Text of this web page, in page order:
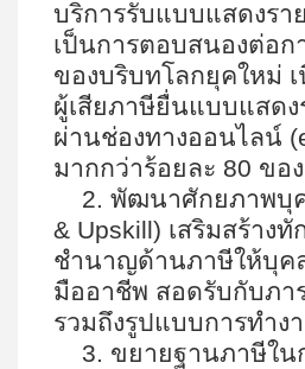
บริการรับแบบแสดงรา
เป็นการตอบสนองต่อก
ของบริบทโลกยุคใหม่
ผู้เสียภาษียื่นแบบแสดง
ผ่านช่องทางออนไลน์ (
มากกว่าร้อยละ 80 ขอ
2. พัฒนาศักยภาพบุ
& Upskill) เสริมสร้างทั
ชำนาญด้านภาษีให้บุค
มืออาชีพ สอดรับกับภา
รวมถึงรูปแบบการทำง
3. ขยายฐานภาษีใน